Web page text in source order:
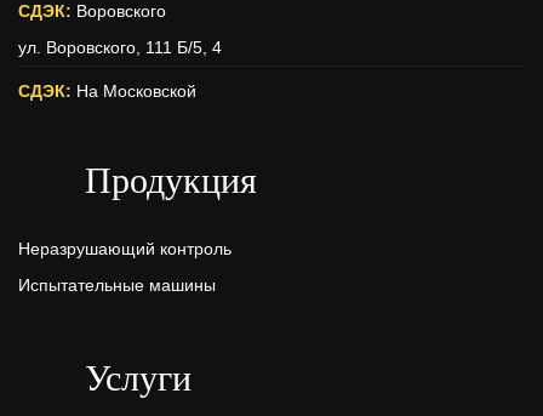
СДЭК: Воровского
ул. Воровского, 111 Б/5, 4
СДЭК: На Московской
Киров
Продукция
Неразрушающий контроль
Испытательные машины
Услуги